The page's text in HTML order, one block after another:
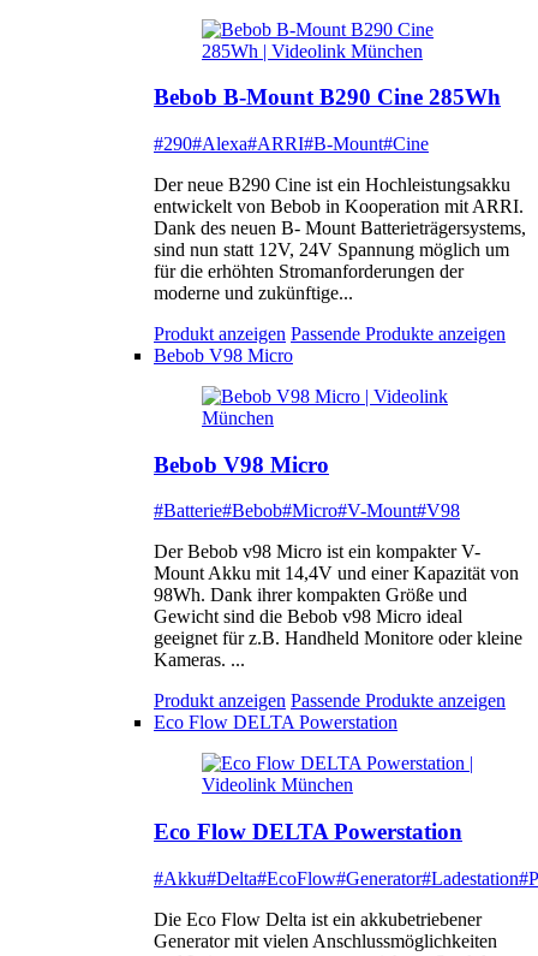
Bebob B-Mount B290 Cine 285Wh
#290#Alexa#ARRI#B-Mount#Cine
Der neue B290 Cine ist ein Hochleistungsakku
entwickelt von Bebob in Kooperation mit ARRI.
Dank des neuen B- Mount Batterieträgersystems,
sind nun statt 12V, 24V Spannung möglich um
für die erhöhten Stromanforderungen der
moderne und zukünftige...
Produkt anzeigen Passende Produkte anzeigen
Bebob V98 Micro
Bebob V98 Micro
#Batterie#Bebob#Micro#V-Mount#V98
Der Bebob v98 Micro ist ein kompakter V-
Mount Akku mit 14,4V und einer Kapazität von
98Wh. Dank ihrer kompakten Größe und
Gewicht sind die Bebob v98 Micro ideal
geeignet für z.B. Handheld Monitore oder kleine
Kameras. ...
Produkt anzeigen Passende Produkte anzeigen
Eco Flow DELTA Powerstation
Eco Flow DELTA Powerstation
#Akku#Delta#EcoFlow#Generator#Ladestation
Die Eco Flow Delta ist ein akkubetriebener
Generator mit vielen Anschlussmöglichkeiten